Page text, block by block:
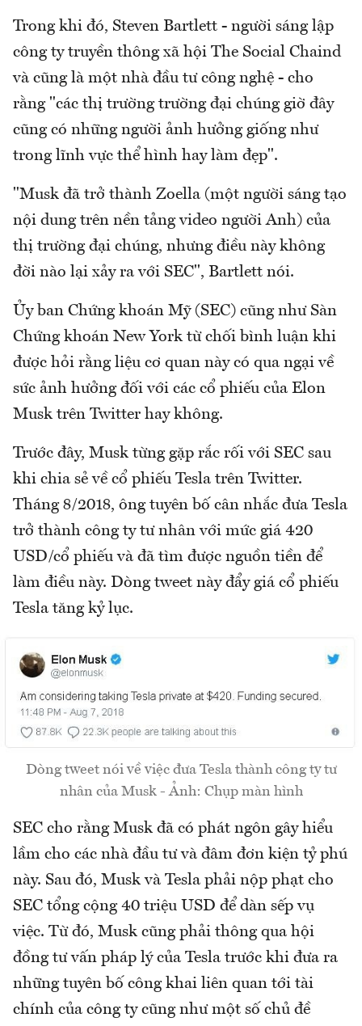
Trong khi đó, Steven Bartlett - người sáng lập
công ty truyền thông xã hội The Social Chaind
và cũng là một nhà đầu tư công nghệ - cho
rằng "các thị trường trường đại chúng giờ đây
cũng có những người ảnh hưởng giống như
trong lĩnh vực thể hình hay làm đẹp".
"Musk đã trở thành Zoella (một người sáng tạo
nội dung trên nền tảng video người Anh) của
thị trường đại chúng, nhưng điều này không
đời nào lại xảy ra với SEC", Bartlett nói.
Ủy ban Chứng khoán Mỹ (SEC) cũng như Sàn
Chứng khoán New York từ chối bình luận khi
được hỏi rằng liệu cơ quan này có qua ngại về
sức ảnh hưởng đối với các cổ phiếu của Elon
Musk trên Twitter hay không.
Trước đây, Musk từng gặp rắc rối với SEC sau
khi chia sẻ về cổ phiếu Tesla trên Twitter.
Tháng 8/2018, ông tuyên bố cân nhắc đưa Tesla
trở thành công ty tư nhân với mức giá 420
USD/cổ phiếu và đã tìm được nguồn tiền để
làm điều này. Dòng tweet này đẩy giá cổ phiếu
Tesla tăng kỷ lục.
Dòng tweet nói về việc đưa Tesla thành công ty tư
nhân của Musk - Ảnh: Chụp màn hình
SEC cho rằng Musk đã có phát ngôn gây hiểu
lầm cho các nhà đầu tư và đâm đơn kiện tỷ phú
này. Sau đó, Musk và Tesla phải nộp phạt cho
SEC tổng cộng 40 triệu USD để dàn sếp vụ
việc. Từ đó, Musk cũng phải thông qua hội
đồng tư vấn pháp lý của Tesla trước khi đưa ra
những tuyên bố công khai liên quan tới tài
chính của công ty cũng như một số chủ đề